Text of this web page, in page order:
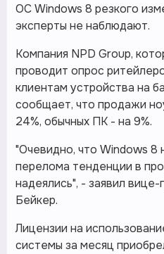
ОС Windows 8 резкого
эксперты не наблюдают.
Компания NPD Group,
проводит опрос
клиентам устройства на
сообщает, что продажи
24%, обычных ПК - на 9%.
"Очевидно, что Windows 8
перелома тенденции в
надеялись", - заявил
Бейкер.
Лицензии на
системы за месяц